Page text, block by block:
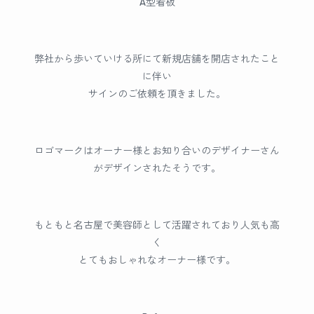
弊社から歩いていける所にて新規店舗を開店されたこと
に伴い
サインのご依頼を頂きました。
ロゴマークはオーナー様とお知り合いのデザイナーさん
がデザインされたそうです。
もともと名古屋で美容師として活躍されており人気も高
く
とてもおしゃれなオーナー様です。